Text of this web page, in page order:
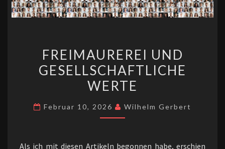
UND
GESELLSCHAFTLICHE
WERTE
FREIMAUREREI UND
GESELLSCHAFTLICHE
WERTE
Februar 10, 2026 Wilhelm Gerbert
Als ich mit diesen Artikeln begonnen habe, erschien